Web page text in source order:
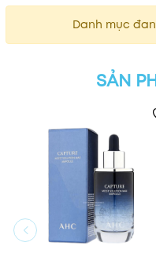
Danh mục
SẢN